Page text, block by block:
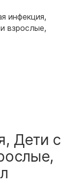
инфекция,
взрослые,
Дети с